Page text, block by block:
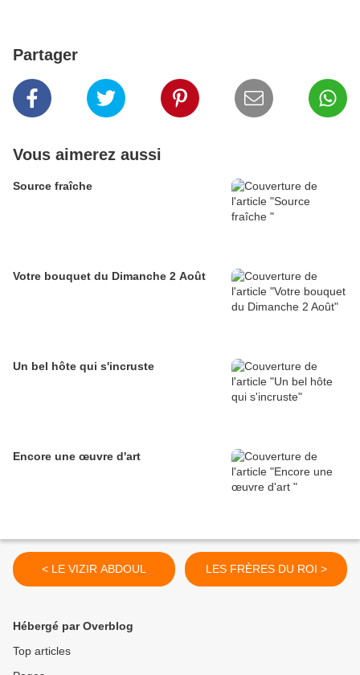
Partager
Vous aimerez aussi
Source fraîche
Votre bouquet du Dimanche 2 Août
Un bel hôte qui s'incruste
Encore une œuvre d'art
< LE VIZIR ABDOUL LES FRÈRES DU ROI >
Hébergé par Overblog
Top articles